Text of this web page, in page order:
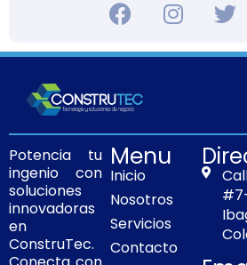
a
c
b
o
o
k
n
s
r
w
i
r
Potencia tu
ingenio con
soluciones
innovadoras
en
ConstruTec.
Menu
Inicio
Nosotros
Servicios
Contacto